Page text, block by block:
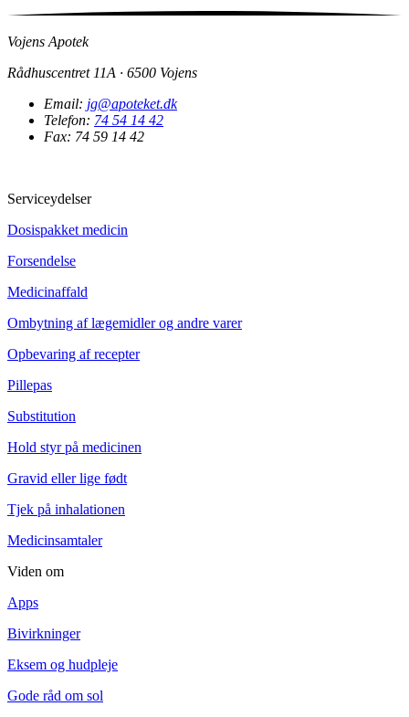
Vojens Apotek
Rådhuscentret 11A · 6500 Vojens
Email: jg@apoteket.dk
Telefon: 74 54 14 42
Fax: 74 59 14 42
Serviceydelser
Dosispakket medicin
Forsendelse
Medicinaffald
Ombytning af lægemidler og andre varer
Opbevaring af recepter
Pillepas
Substitution
Hold styr på medicinen
Gravid eller lige født
Tjek på inhalationen
Medicinsamtaler
Viden om
Apps
Bivirkninger
Eksem og hudpleje
Gode råd om sol